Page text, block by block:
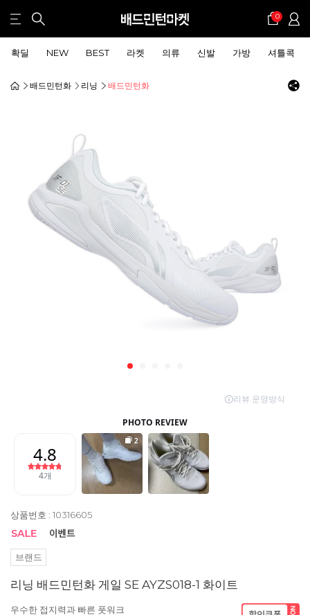
0
확딜 NEW BEST 라켓 의류 신발 가방 셔틀콕
배드민턴화 리닝 배드민턴화
상품번호 : 10316605
브랜드
리닝 배드민턴화 게일 SE AYZS018-1 화이트
우수한 접지력과 빠른 풋워크